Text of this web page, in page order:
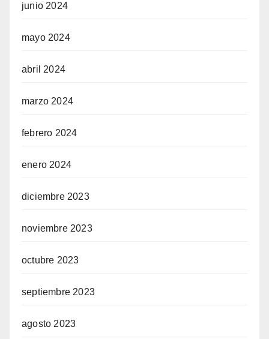
junio 2024
mayo 2024
abril 2024
marzo 2024
febrero 2024
enero 2024
diciembre 2023
noviembre 2023
octubre 2023
septiembre 2023
agosto 2023